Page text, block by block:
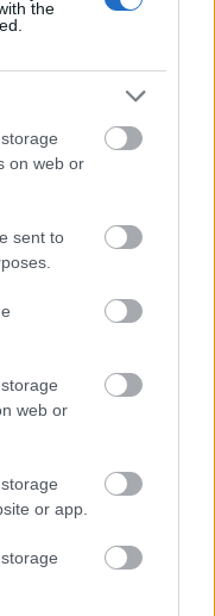
the
on web or
sent to
web or
or app.
elméletileg így
Milyen
a győztesek, vagy
induló, de
megtapasztaló
az alávetett
a
utódainak jó
ragadt
főleg adat utal
folyamatosan
fogynak a
még inkább
már jórészt
–